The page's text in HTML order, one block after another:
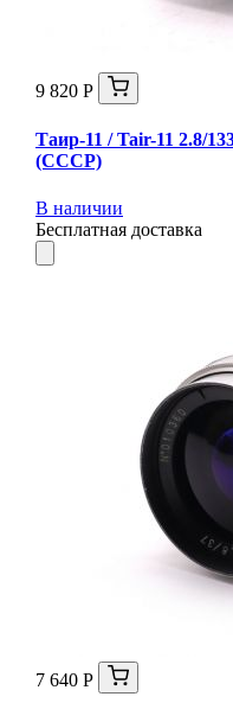
9 820 Р
Таир-11 / Tair-11 2.8/
(СССР)
В наличии
Бесплатная доставка
7 640 Р